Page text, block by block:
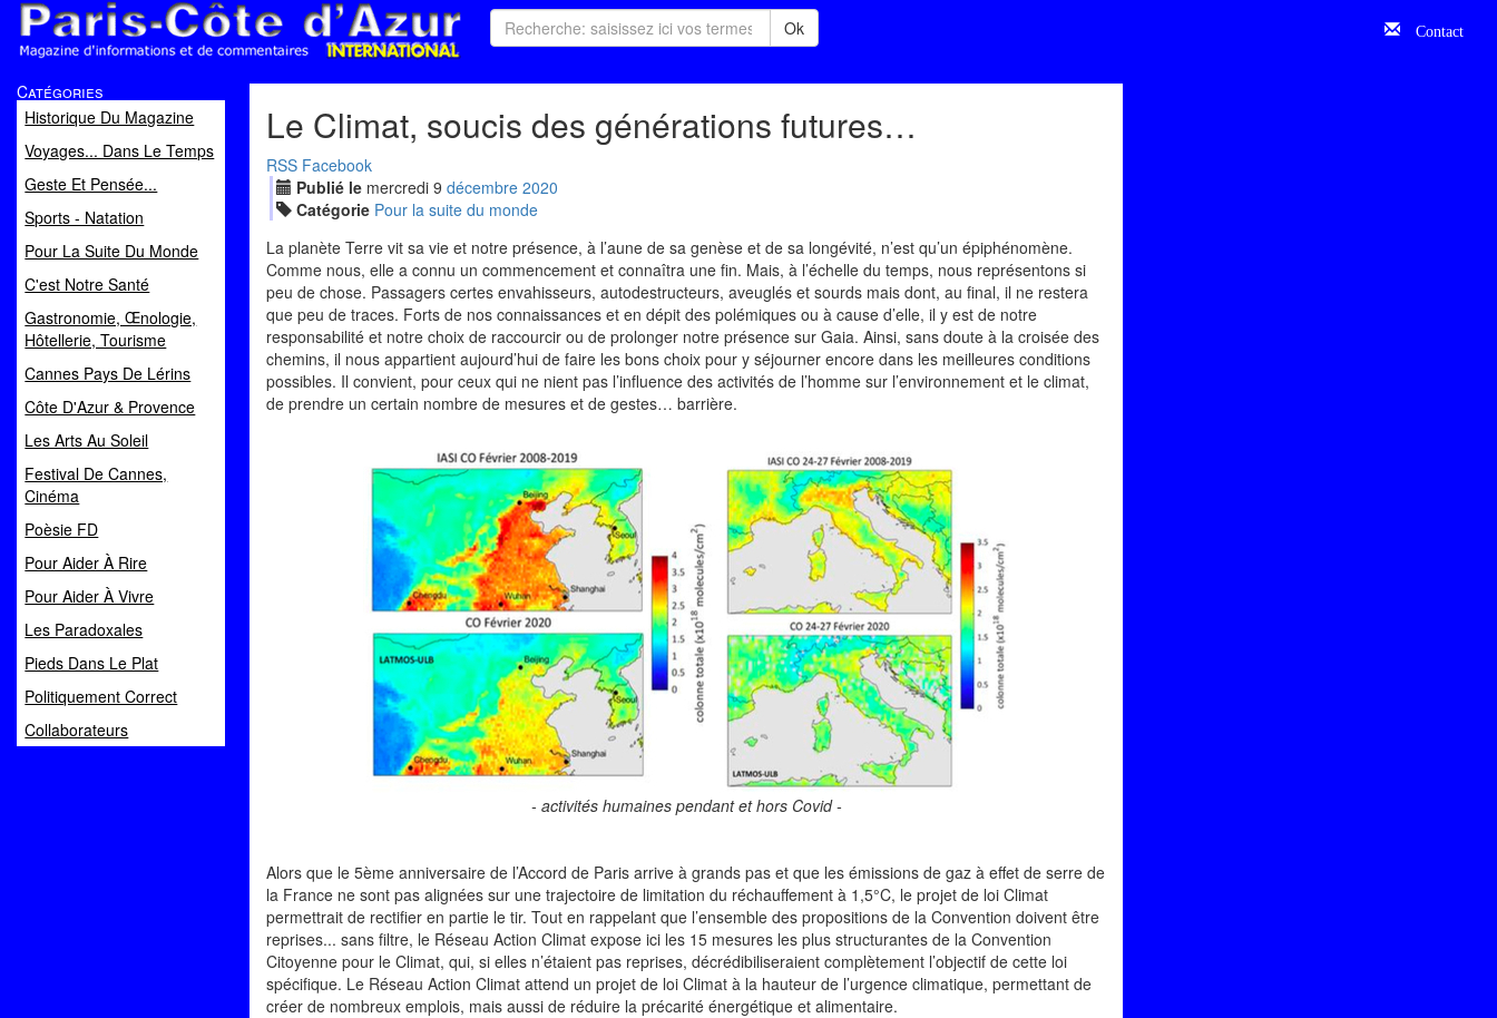
Magazine d'informations et de commentaires
Ok Contact
Catégories
Historique Du Magazine
Voyages... Dans Le Temps
Geste Et Pensée...
Sports - Natation
Pour La Suite Du Monde
C'est Notre Santé
Gastronomie, Œnologie,
Hôtellerie, Tourisme
Cannes Pays De Lérins
Côte D'Azur & Provence
Les Arts Au Soleil
Festival De Cannes,
Cinéma
Poèsie FD
Pour Aider À Rire
Pour Aider À Vivre
Les Paradoxales
Pieds Dans Le Plat
Politiquement Correct
Collaborateurs
Le Climat, soucis des générations futures…
RSS Facebook
Publié le mercredi 9 décembre 2020
Catégorie Pour la suite du monde
La planète Terre vit sa vie et notre présence, à l’aune de sa genèse et de sa longévité, n’est qu’un épiphénomène.
Comme nous, elle a connu un commencement et connaîtra une fin. Mais, à l’échelle du temps, nous représentons si
peu de chose. Passagers certes envahisseurs, autodestructeurs, aveuglés et sourds mais dont, au final, il ne restera
que peu de traces. Forts de nos connaissances et en dépit des polémiques ou à cause d’elle, il y est de notre
responsabilité et notre choix de raccourcir ou de prolonger notre présence sur Gaia. Ainsi, sans doute à la croisée des
chemins, il nous appartient aujourd’hui de faire les bons choix pour y séjourner encore dans les meilleures conditions
possibles. Il convient, pour ceux qui ne nient pas l’influence des activités de l’homme sur l’environnement et le climat,
de prendre un certain nombre de mesures et de gestes… barrière.
- activités humaines pendant et hors Covid -
Alors que le 5ème anniversaire de l’Accord de Paris arrive à grands pas et que les émissions de gaz à effet de serre de
la France ne sont pas alignées sur une trajectoire de limitation du réchauffement à 1,5°C, le projet de loi Climat
permettrait de rectifier en partie le tir. Tout en rappelant que l’ensemble des propositions de la Convention doivent être
reprises... sans filtre, le Réseau Action Climat expose ici les 15 mesures les plus structurantes de la Convention
Citoyenne pour le Climat, qui, si elles n’étaient pas reprises, décrédibiliseraient complètement l’objectif de cette loi
spécifique. Le Réseau Action Climat attend un projet de loi Climat à la hauteur de l’urgence climatique, permettant de
créer de nombreux emplois, mais aussi de réduire la précarité énergétique et alimentaire.